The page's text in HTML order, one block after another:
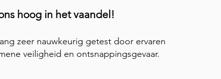
hoog in het vaandel!
zeer nauwkeurig getest door ervaren
veiligheid en ontsnappingsgevaar.